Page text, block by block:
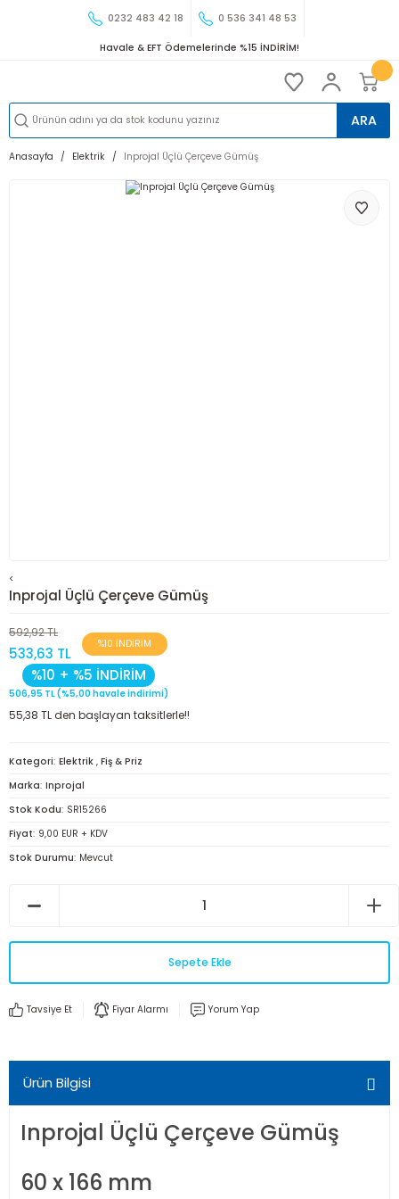
0232 483 42 18 0 536 341 48 53
Havale & EFT Ödemelerinde %15 İNDİRİM!
ARA
Anasayfa Elektrik Inprojal Üçlü Çerçeve Gümüş
<
Inprojal Üçlü Çerçeve Gümüş
592,92 TL
533,63 TL
%10 İNDİRİM
%10 + %5 İNDİRİM
506,95 TL (%5,00 havale indirimi)
55,38 TL den başlayan taksitlerle!!
Kategori Elektrik , Fiş & Priz
Marka Inprojal
Stok Kodu SR15266
Fiyat 9,00 EUR + KDV
Stok Durumu Mevcut
Sepete Ekle
Tavsiye Et Fiyar Alarmı Yorum Yap
Ürün Bilgisi
Inprojal Üçlü Çerçeve Gümüş
60 x 166 mm